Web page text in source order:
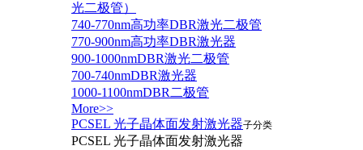
光二极管）
740-770nm高功率DBR激光二极管
770-900nm高功率DBR激光器
900-1000nmDBR激光二极管
700-740nmDBR激光器
1000-1100nmDBR二极管
More>>
PCSEL 光子晶体面发射激光器子分类
PCSEL 光子晶体面发射激光器